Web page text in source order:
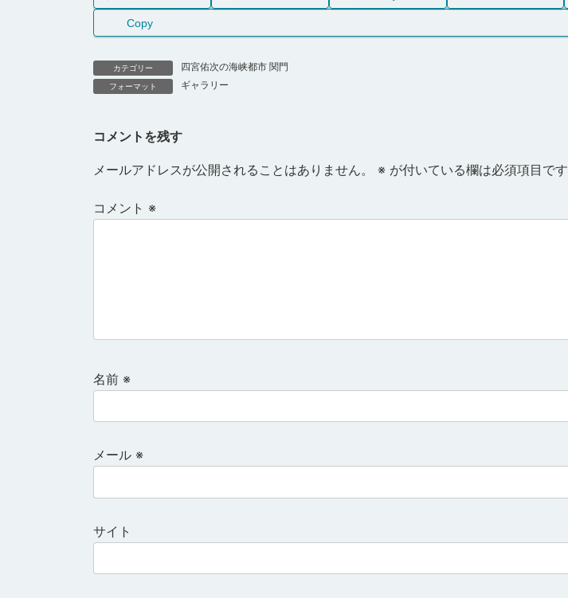
Copy
カテゴリー 四宮佑次の海峡都市 関門
フォーマット ギャラリー
コメントを残す
メールアドレスが公開されることはありません。 ※ が付いている欄は必須項目です
コメント ※
名前 ※
メール ※
サイト